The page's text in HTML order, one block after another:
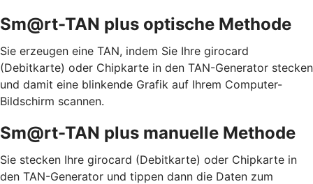
Sm@rt-TAN plus optische Methode
Sie erzeugen eine TAN, indem Sie Ihre girocard
(Debitkarte) oder Chipkarte in den TAN-Generator stecken
und damit eine blinkende Grafik auf Ihrem Computer-
Bildschirm scannen.
Sm@rt-TAN plus manuelle Methode
Sie stecken Ihre girocard (Debitkarte) oder Chipkarte in
den TAN-Generator und tippen dann die Daten zum